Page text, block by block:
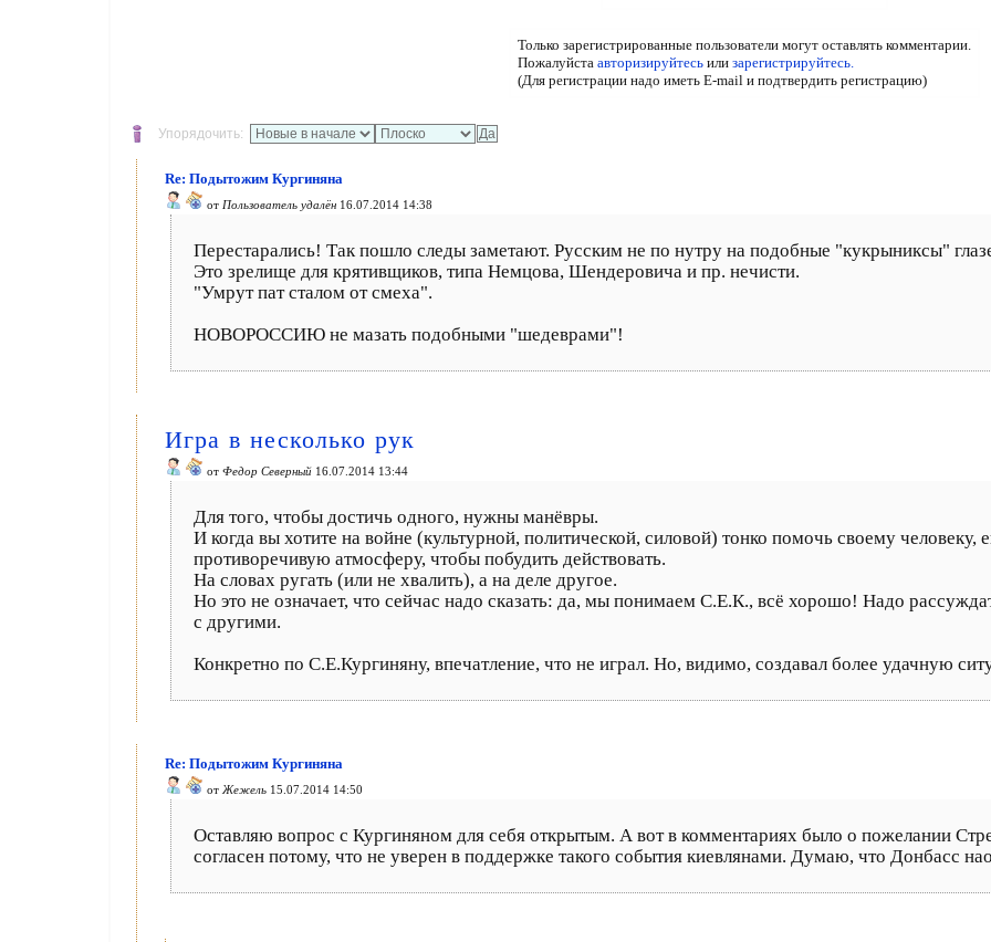
Только зарегистрированные пользователи могут оставлять комментарии.
Пожалуйста авторизируйтесьили зарегистрируйтесь.
(Для регистрации надо иметь E-mail и подтвердить регистрацию)
Упорядочить:
Re: Подытожим Кургиняна
от Пользователь удалён 16.07.2014 14:38
Перестарались! Так пошло следы заметают. Русским не по нутру на подобные "кукрыниксы"
Это зрелище для крятивщиков, типа Немцова, Шендеровича и пр. нечисти.
"Умрут пат сталом от смеха".
НОВОРОССИЮ не мазать подобными "шедеврами"!
Игра в несколько рук
от Федор Северный 16.07.2014 13:44
Для того, чтобы достичь одного, нужны манёвры.
И когда вы хотите на войне (культурной, политической, силовой) тонко помочь своему человеку,
противоречивую атмосферу, чтобы побудить действовать.
На словах ругать (или не хвалить), а на деле другое.
Но это не означает, что сейчас надо сказать: да, мы понимаем С.Е.К., всё хорошо! Надо
с другими.
Конкретно по С.Е.Кургиняну, впечатление, что не играл. Но, видимо, создавал более удачную
Re: Подытожим Кургиняна
от Жежель 15.07.2014 14:50
Оставляю вопрос с Кургиняном для себя открытым. А вот в комментариях было о пожелании
согласен потому, что не уверен в поддержке такого события киевлянами. Думаю, что Донбасс